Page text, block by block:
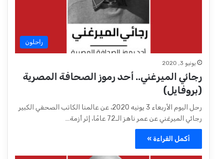
راحلون
يونيو 3, 2020
رجائي الميرغني.. أحد رموز الصحافة المصرية
(بروفايل)
رحل اليوم الأربعاء 3 يونيه 2020، عن عالمنا الكاتب الصحفي الكبير
رجائي الميرغني عن عمر ناهز الـ72 عامًا، إثر أزمة…
أكمل القراءة »